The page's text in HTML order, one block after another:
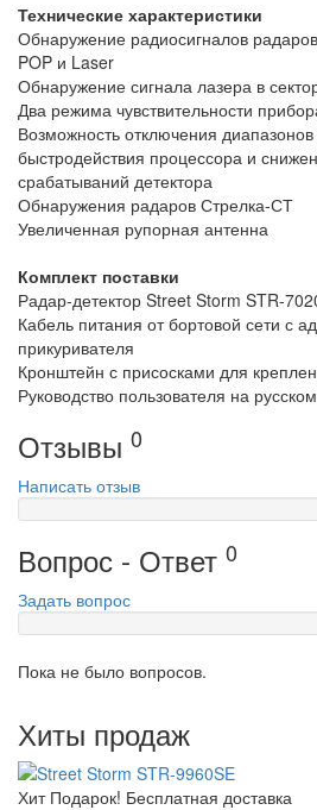
Технические характеристики
Обнаружение радиосигналов
POP и Laser
Обнаружение сигнала лазера в
Два режима чувствительности
Возможность отключения
быстродействия процессора и
срабатываний детектора
Обнаружения радаров Стрелка-СТ
Увеличенная рупорная антенна
Комплект поставки
Радар-детектор Street Storm STR-
Кабель питания от бортовой сети с
прикуривателя
Кронштейн с присосками для
Руководство пользователя на
Отзывы 0
Написать отзыв
Вопрос - Ответ 0
Задать вопрос
Пока не было вопросов.
Хиты продаж
Хит Подарок! Бесплатная доставка